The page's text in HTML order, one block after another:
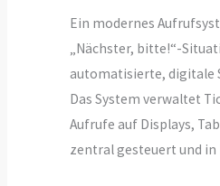
Ein modernes
„Nächster, bitte!“-
automatisierte, digitale
Das System verwaltet
Aufrufe auf Displays,
zentral gesteuert und